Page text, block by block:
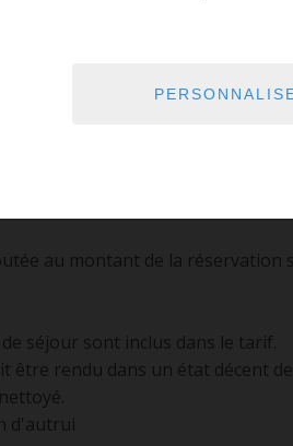
faites via airbnb):
sera demandé avant votre
de garantie par une empreinte
être débité.
au montant de la réservation
séjour sont inclus dans le tarif.
être rendu dans un état décent
d'autrui